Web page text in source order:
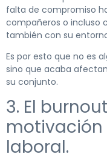
falta de compromiso
compañeros o incluso
también con su
Es por esto que no es
sino que acaba
su conjunto.
3. El
motivación
laboral.